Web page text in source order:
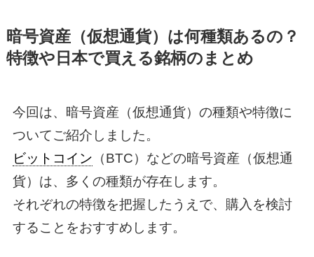
暗号資産（仮想通貨）は何種類あるの？
特徴や日本で買える銘柄のまとめ
今回は、暗号資産（仮想通貨）の種類や特徴に
ついてご紹介しました。
ビットコイン （BTC）などの暗号資産（仮想通
貨）は、多くの種類が存在します。
それぞれの特徴を把握したうえで、購入を検討
することをおすすめします。